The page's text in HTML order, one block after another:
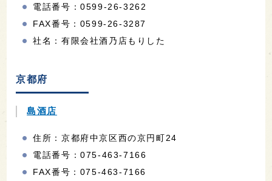
電話番号：0599-26-3262
FAX番号：0599-26-3287
社名：有限会社酒乃店もりした
京都府
島酒店
住所：京都府中京区西の京円町24
電話番号：075-463-7166
FAX番号：075-463-7166